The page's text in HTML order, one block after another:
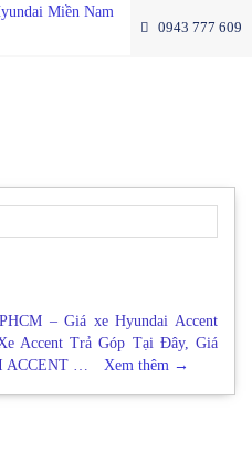
0943 777 609
– Giá xe Hyundai Accent
Accent Trả Góp Tại Đây, Giá
ACCENT …
Xem thêm →